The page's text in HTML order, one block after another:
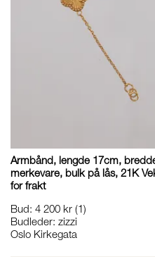
Armbånd, lengde 17cm,
merkevare, bulk på lås, 21K
for frakt
Bud: 4 200 kr (1)
Budleder: zizzi
Oslo Kirkegata